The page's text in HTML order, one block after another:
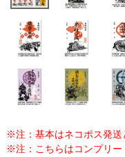
※注：基本はネコポス発送
※注：こちらはコンプリー